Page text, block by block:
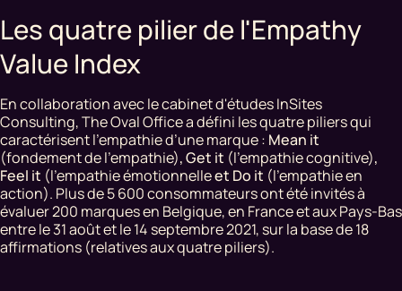
Les quatre pilier de l'Empathy
Value Index
En collaboration avec le cabinet d'études InSites
Consulting, The Oval Office a défini les quatre piliers qui
caractérisent l'empathie d’une marque : Mean it
(fondement de l'empathie), Get it (l'empathie cognitive),
Feel it (l'empathie émotionnelleet Do it (l'empathie en
action). Plus de 5 600 consommateurs ont été invités à
évaluer 200 marques en Belgique, en France et aux Pays-Bas
entre le 31 août et le 14 septembre 2021, sur la base de 18
affirmations (relatives aux quatre piliers).